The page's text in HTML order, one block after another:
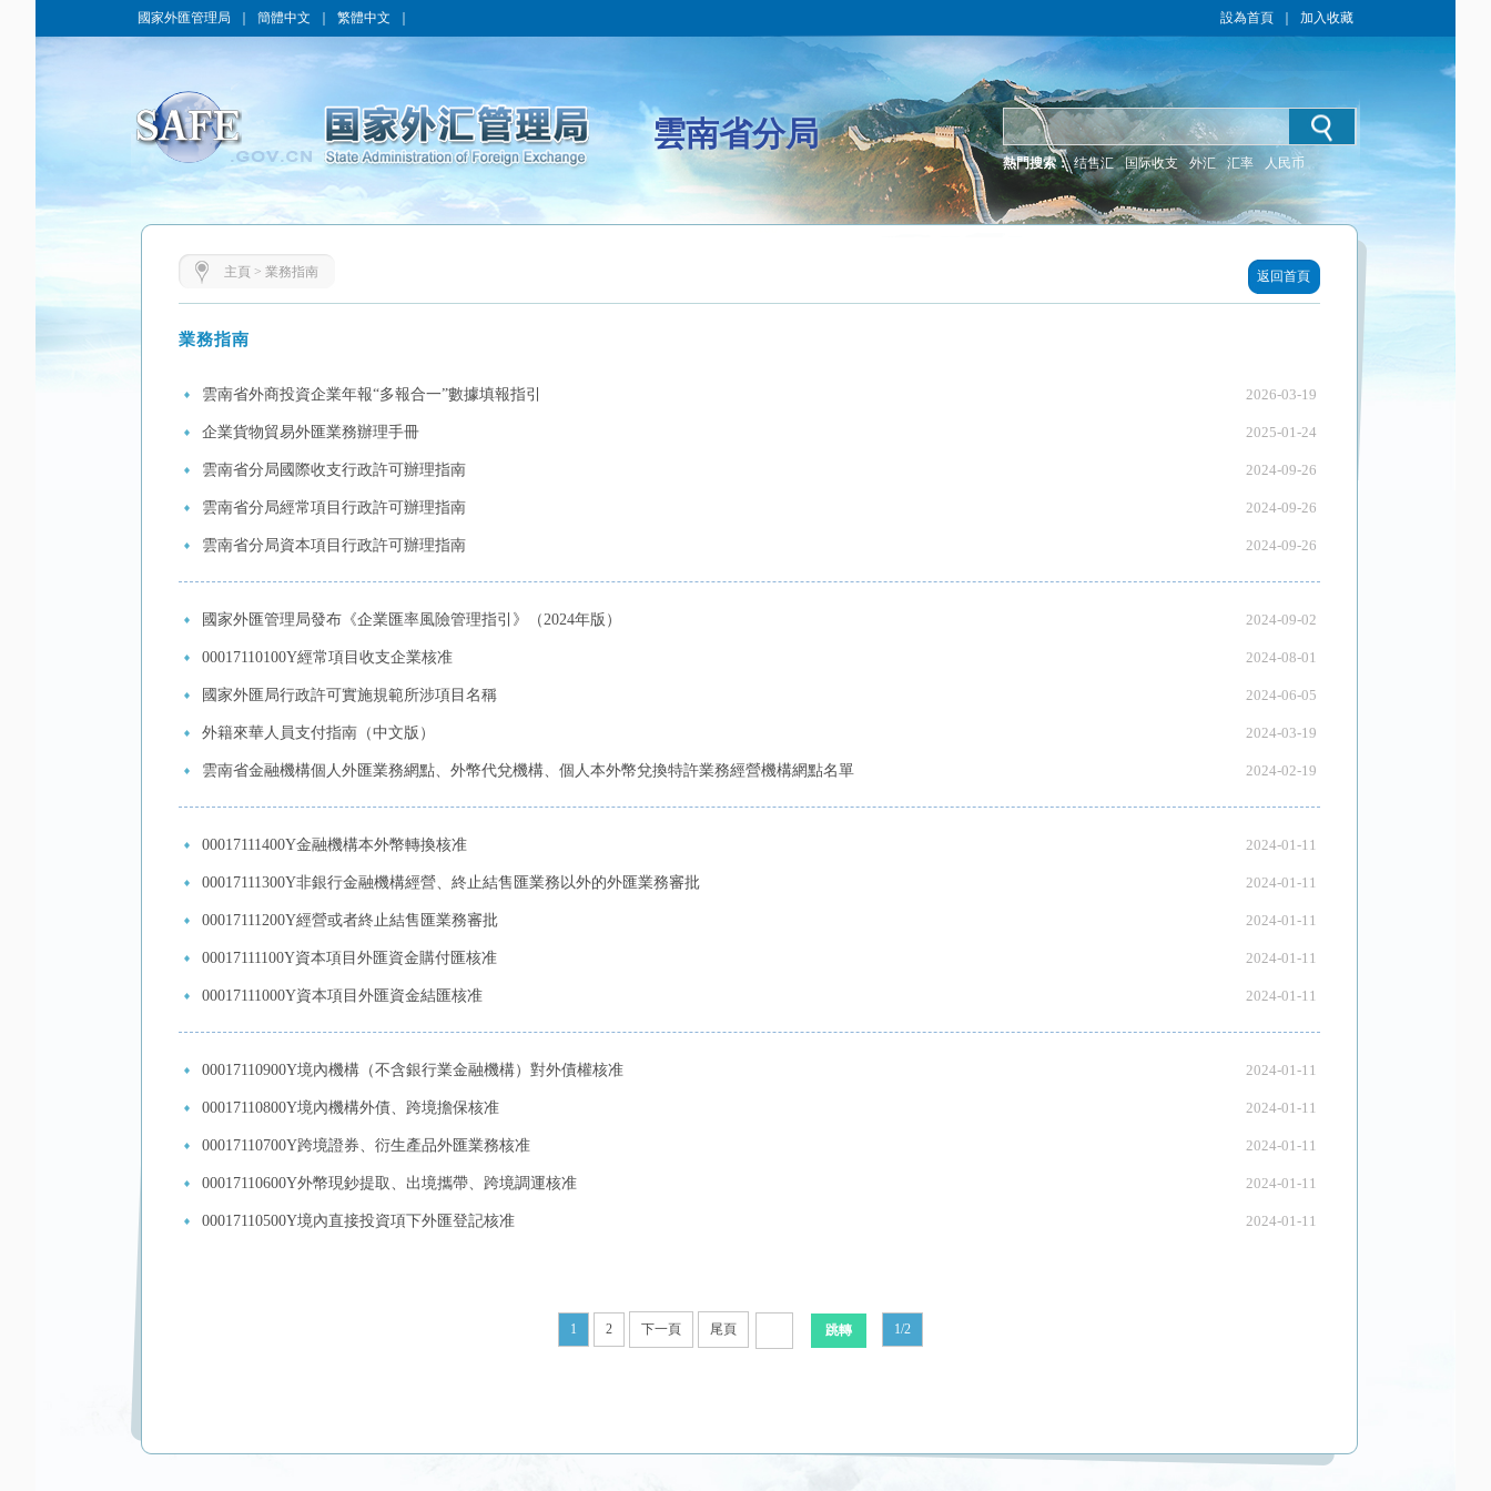
國家外匯管理局 簡體中文 繁體中文 設為首頁 加入收藏
雲南省分局
熱門搜索： 结售汇 国际收支 外汇 汇率 人民币
主頁 > 業務指南 返回首頁
業務指南
雲南省外商投資企業年報“多報合一”數據填報指引 2026-03-19
企業貨物貿易外匯業務辦理手冊 2025-01-24
雲南省分局國際收支行政許可辦理指南 2024-09-26
雲南省分局經常項目行政許可辦理指南 2024-09-26
雲南省分局資本項目行政許可辦理指南 2024-09-26
國家外匯管理局發布《企業匯率風險管理指引》（2024年版） 2024-09-02
00017110100Y經常項目收支企業核准 2024-08-01
國家外匯局行政許可實施規範所涉項目名稱 2024-06-05
外籍來華人員支付指南（中文版） 2024-03-19
雲南省金融機構個人外匯業務網點、外幣代兌機構、個人本外幣兌換特許業務經營機構網點名單 2024-02-19
00017111400Y金融機構本外幣轉換核准 2024-01-11
00017111300Y非銀行金融機構經營、終止結售匯業務以外的外匯業務審批 2024-01-11
00017111200Y經營或者終止結售匯業務審批 2024-01-11
00017111100Y資本項目外匯資金購付匯核准 2024-01-11
00017111000Y資本項目外匯資金結匯核准 2024-01-11
00017110900Y境內機構（不含銀行業金融機構）對外債權核准 2024-01-11
00017110800Y境內機構外債、跨境擔保核准 2024-01-11
00017110700Y跨境證券、衍生產品外匯業務核准 2024-01-11
00017110600Y外幣現鈔提取、出境攜帶、跨境調運核准 2024-01-11
00017110500Y境內直接投資項下外匯登記核准 2024-01-11
1 2 下一頁 尾頁 1/2